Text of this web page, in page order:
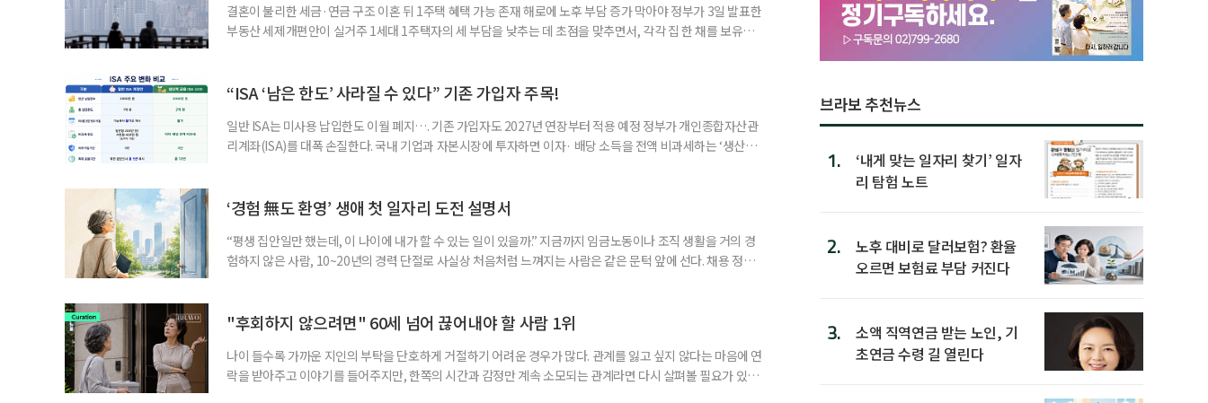
결혼이 불리한 세금·연금 구조 이혼 뒤 1주택 혜택 가능 존재 해로에 노후 부담 증가 막아야 정부가 3일 발표한
부동산 세제개편안이 실거주 1세대 1주택자의 세 부담을 낮추는 데 초점을 맞추면서, 각각 집 한 채를 보유한
부가 각자 집 한 채씩을 보유하면 한 세대가 두 채를 가진 것으로 보지만, 실제 이혼해 주거와 생계를 분
“ISA ‘남은 한도’ 사라질 수 있다” 기존 가입자 주목!
일반 ISA는 미사용 납입한도 이월 폐지…. 기존 가입자도 2027년 연장부터 적용 예정 정부가 개인종합자산관
리계좌(ISA)를 대폭 손질한다. 국내 기업과 자본시장에 투자하면 이자· 배당 소득을 전액 비과세하는 ‘생산적
기 때문이다. 지난 3일 발표된 세제개편안이 국회 통과 후 그대로 시행된다면 법 시행 전 본
‘경험 無도 환영’ 생애 첫 일자리 도전 설명서
“평생 집안일만 했는데, 이 나이에 내가 할 수 있는 일이 있을까.” 지금까지 임금노동이나 조직 생활을 거의 경
험하지 않은 사람, 10~20년의 경력 단절로 사실상 처음처럼 느껴지는 사람은 같은 문턱 앞에 선다. 채용 정보를
경험이 풍부한 고령자는 중요한 국가 자원이다. 박경하 한국노인인력개발원 선임연구위
"후회하지 않으려면" 60세 넘어 끊어내야 할 사람 1위
나이 들수록 가까운 지인의 부탁을 단호하게 거절하기 어려운 경우가 많다. 관계를 잃고 싶지 않다는 마음에 연
락을 받아주고 이야기를 들어주지만, 한쪽의 시간과 감정만 계속 소모되는 관계라면 다시 살펴볼 필요가 있다.
브라보 추천뉴스
1.
‘내게 맞는 일자리 찾기’ 일자
리 탐험 노트
2.
노후 대비로 달러보험? 환율
오르면 보험료 부담 커진다
3.
소액 직역연금 받는 노인, 기
초연금 수령 길 열린다